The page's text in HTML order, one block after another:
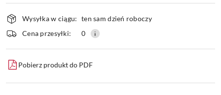
Wyślij
Dostępność
i
dostawa
Wysyłka w ciągu: ten sam dzień roboczy
Cena przesyłki:
0
Pobierz produkt do PDF